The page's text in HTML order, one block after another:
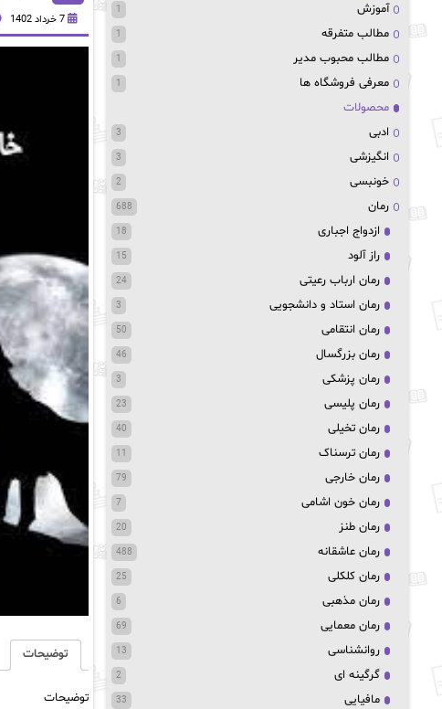
7 خرداد 1402
توضیحات
توضیحات
آموزش
1
مطالب متفرقه 1
مطالب محبوب مدیر 1
معرفی فروشگاه ها 1
محصولات
ادبی
3
انگیزشی 3
خونبسی 2
رمان 688
ازدواج اجباری 18
راز آلود 15
رمان ارباب رعیتی 24
رمان استاد و دانشجویی 3
رمان انتقامی 50
رمان بزرگسال 46
رمان پزشکی 3
رمان پلیسی 23
رمان تخیلی 40
رمان ترسناک 11
رمان خارجی 79
رمان خون اشامی 7
رمان طنز 20
رمان عاشقانه 488
رمان کلکلی 25
رمان مذهبی 6
رمان معمایی 69
روانشناسی 13
گرگینه ای 2
مافیایی 33